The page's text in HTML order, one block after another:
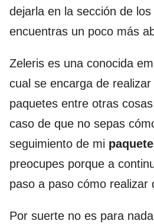
dejarla en la sección de
encuentras un poco más
Zeleris es una conocida
cual se encarga de
paquetes entre otras
caso de que no sepas
seguimiento de mi
preocupes porque a
paso a paso cómo realizar
Por suerte no es para